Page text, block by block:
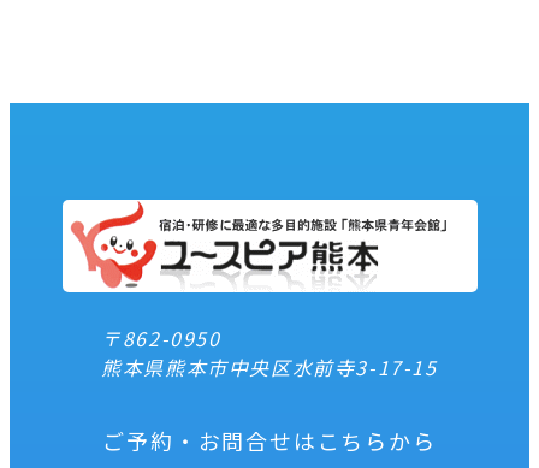
〒862-0950
熊本県熊本市中央区水前寺3-17-15
ご予約・お問合せはこちらから